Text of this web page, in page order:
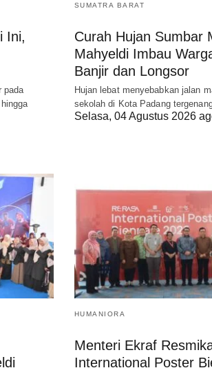
Ini,
pada
SUMATRA BARAT
Curah Hujan Sumbar
Mahyeldi Imbau
Banjir dan Longsor
Hujan lebat menyebabkan jalan
sekolah di Kota Padang
Selasa, 04 Agustus 2026
HUMANIORA
Menteri Ekraf
International Poster